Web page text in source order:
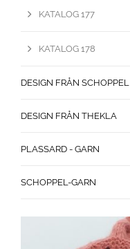
KATALOG 177
KATALOG 178
DESIGN FRÅN SCHOPPEL
DESIGN FRÅN THEKLA
PLASSARD - GARN
SCHOPPEL-GARN